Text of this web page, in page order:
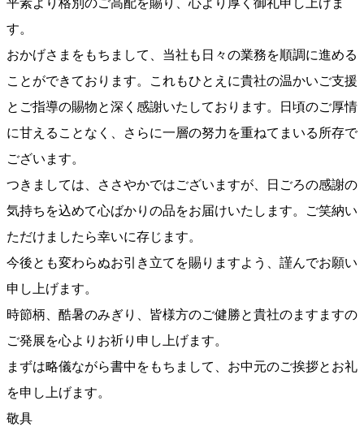
す。
おかげさまをもちまして、当社も日々の業務を順調に進める
ことができております。これもひとえに貴社の温かいご支援
とご指導の賜物と深く感謝いたしております。日頃のご厚情
に甘えることなく、さらに一層の努力を重ねてまいる所存で
ございます。
つきましては、ささやかではございますが、日ごろの感謝の
気持ちを込めて心ばかりの品をお届けいたします。ご笑納い
ただけましたら幸いに存じます。
今後とも変わらぬお引き立てを賜りますよう、謹んでお願い
申し上げます。
時節柄、酷暑のみぎり、皆様方のご健勝と貴社のますますの
ご発展を心よりお祈り申し上げます。
まずは略儀ながら書中をもちまして、お中元のご挨拶とお礼
を申し上げます。
敬具